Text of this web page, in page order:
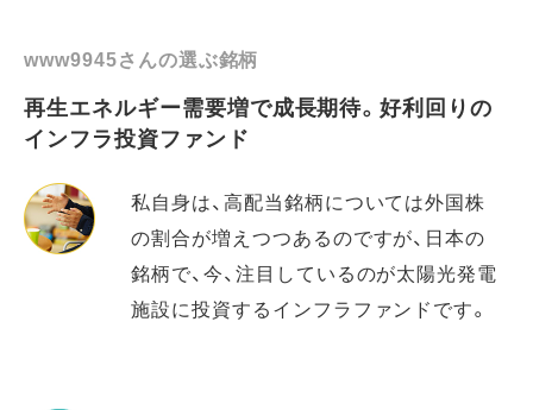
www9945さんの選ぶ銘柄
再生エネルギー需要増で成長期待。好利回りの
インフラ投資ファンド
私自身は、高配当銘柄については外国株
の割合が増えつつあるのですが、日本の
銘柄で、今、注目しているのが太陽光発電
施設に投資するインフラファンドです。